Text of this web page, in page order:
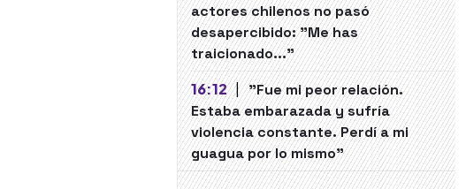
actores chilenos no pasó
desapercibido: "Me has
traicionado..."
16:12 | "Fue mi peor relación.
Estaba embarazada y sufría
violencia constante. Perdí a mi
guagua por lo mismo"